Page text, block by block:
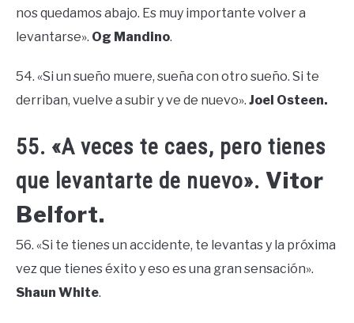
nos quedamos abajo. Es muy importante volver a
levantarse». Og Mandino.
54. «Si un sueño muere, sueña con otro sueño. Si te
derriban, vuelve a subir y ve de nuevo». Joel Osteen.
55. «A veces te caes, pero tienes
que levantarte de nuevo». Vitor
Belfort.
56. «Si te tienes un accidente, te levantas y la próxima
vez que tienes éxito y eso es una gran sensación».
Shaun White.